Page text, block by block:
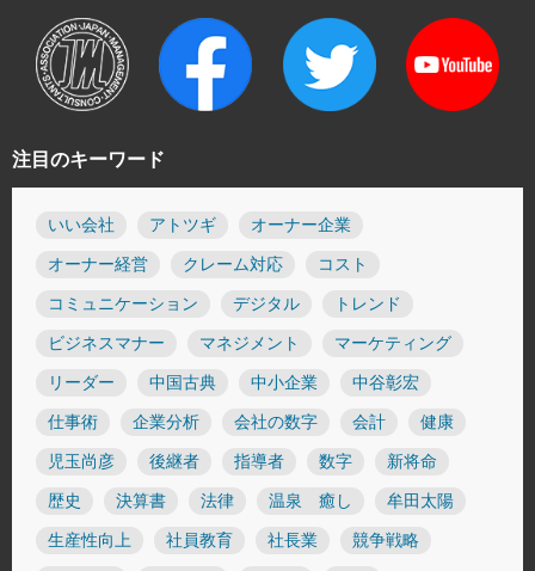
注目のキーワード
いい会社 アトツギ オーナー企業
オーナー経営 クレーム対応 コスト
コミュニケーション デジタル トレンド
ビジネスマナー マネジメント マーケティング
リーダー 中国古典 中小企業 中谷彰宏
仕事術 企業分析 会社の数字 会計 健康
児玉尚彦 後継者 指導者 数字 新将命
歴史 決算書 法律 温泉 癒し 牟田太陽
生産性向上 社員教育 社長業 競争戦略